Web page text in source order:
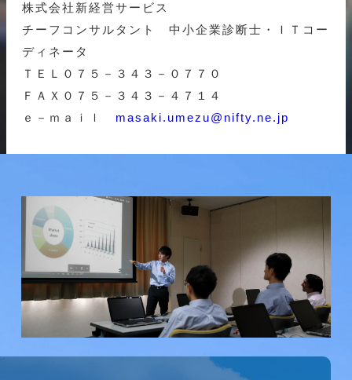
株式会社新経営サービス
チーフコンサルタント 中小企業診断士・ＩＴコー
ディネータ
ＴＥＬ０７５－３４３－０７７０
ＦＡＸ０７５－３４３－４７１４
ｅ－ｍａｉｌ masaki.umezu@nifty.ne.jp